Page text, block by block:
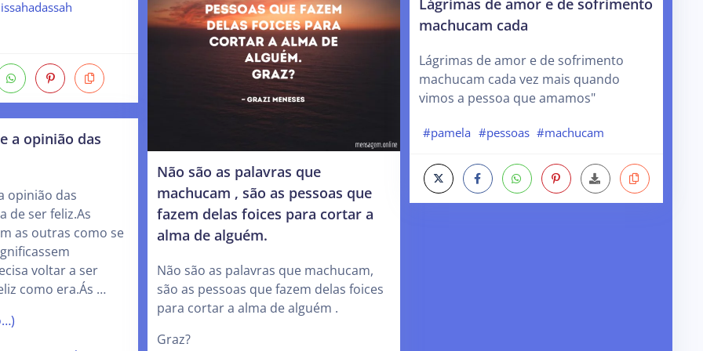
a opinião das
opinião das
de ser feliz.As
as outras como se
voltar a ser
como era.Ás …
Não são as palavras que
machucam , são as pessoas que
fazem delas foices para cortar a
alma de alguém.
Não são as palavras que machucam,
são as pessoas que fazem delas foices
para cortar a alma de alguém .
Graz?
machucam cada
Lágrimas de amor e de sofrimento
machucam cada vez mais quando
vimos a pessoa que amamos"
#pamela #pessoas #machucam